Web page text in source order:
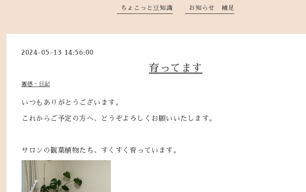
ちょこっと豆知識 お知らせ 補足
2024-05-13 14:56:00
育ってます
雑感・日記
いつもありがとうございます。
これからご予定の方へ、どうぞよろしくお願いいたします。
サロンの観葉植物たち、すくすく育っています。